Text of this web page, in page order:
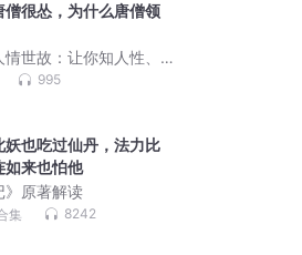
僧很怂，为什么唐僧领
世故：让你知人性、
995
妖也吃过仙丹，法力比
如来也怕他
》原著解读
集 8242